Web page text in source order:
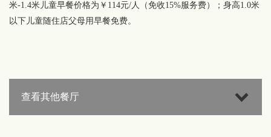
米-1.4米儿童早餐价格为￥114元/人（免收15%服务费）；身高1.0米
以下儿童随住店父母用早餐免费。
查看其他餐厅